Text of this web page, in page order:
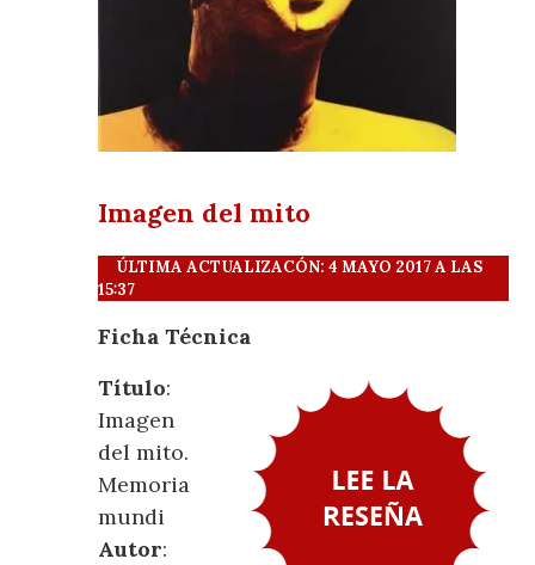
Imagen del mito
ÚLTIMA ACTUALIZACÓN: 4 MAYO 2017 A LAS
15:37
Ficha Técnica
Título:
Imagen
del mito.
Memoria
mundi
Autor: